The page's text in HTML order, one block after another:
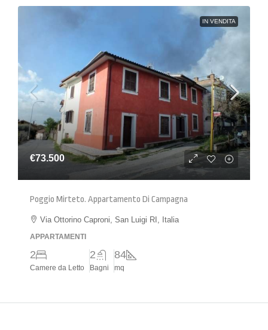
IN VENDITA
€73.500
Poggio Mirteto. Appartamento Di Campagna
Via Ottorino Caproni, San Luigi RI, Italia
APPARTAMENTI
2
Camere da Letto
2
Bagni
84
mq